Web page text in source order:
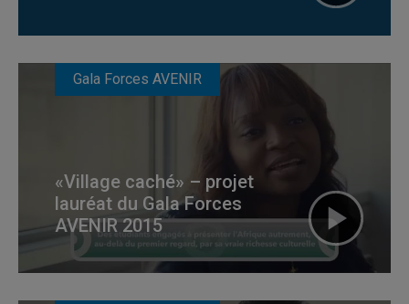
Gala Forces AVENIR
«Village caché» – projet
lauréat du Gala Forces
AVENIR 2015